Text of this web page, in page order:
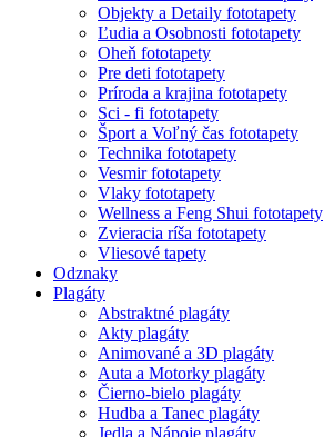
Objekty a Detaily fototapety
Ľudia a Osobnosti fototapety
Oheň fototapety
Pre deti fototapety
Príroda a krajina fototapety
Sci - fi fototapety
Šport a Voľný čas fototapety
Technika fototapety
Vesmir fototapety
Vlaky fototapety
Wellness a Feng Shui fototapety
Zvieracia ríša fototapety
Vliesové tapety
Odznaky
Plagáty
Abstraktné plagáty
Akty plagáty
Animované a 3D plagáty
Auta a Motorky plagáty
Čierno-bielo plagáty
Hudba a Tanec plagáty
Jedla a Nápoje plagáty